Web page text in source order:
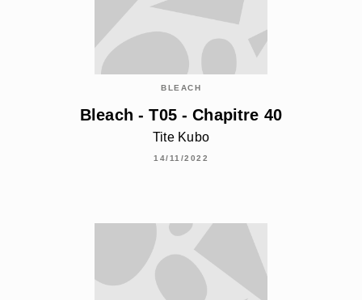
BLEACH
Bleach - T05 - Chapitre 40
Tite Kubo
14/11/2022